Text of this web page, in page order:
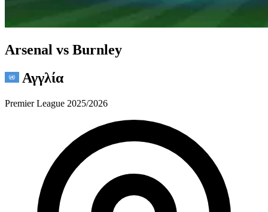
Arsenal vs Burnley
Αγγλία
Premier League 2025/2026